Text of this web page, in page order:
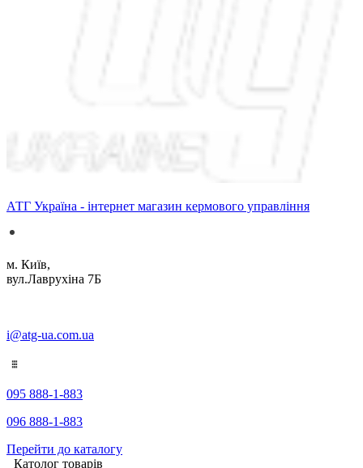
АТГ Україна - інтернет магазин кермового управління
м. Київ,
вул.Лаврухіна 7Б
i@atg-ua.com.ua
095 888-1-883
096 888-1-883
Перейти до каталогу
Католог товарів